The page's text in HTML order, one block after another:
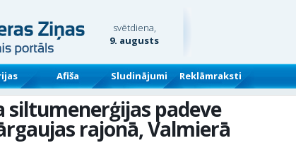
svētdiena,
9. augusts
Afiša Sludinājumi Reklāmraksti
padeve
rajonā, Valmierā